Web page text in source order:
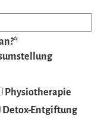
Physiotherapie
Detox-Entgiftung